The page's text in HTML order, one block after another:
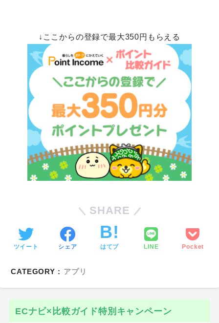
↓ここからの登録で最大350円もらえる
SHARE
ツイート シェア はてブ LINE Pocket
CATEGORY : アプリ
ECナビ×比較ガイド特別キャンペーン